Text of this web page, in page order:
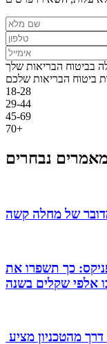
בביטוח הבריאות שלך
ביטוח הבריאות שלכם
18-28
29-44
45-69
70+
מאמרים נבחרים
של מחלה קשה
כך תשפרו את
אלפי שקלים בשנה